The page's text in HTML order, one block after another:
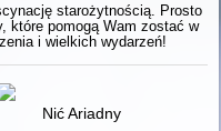
starożytnością. Prosto
które pomogą Wam zostać w
i wielkich wydarzeń!
Nić Ariadny